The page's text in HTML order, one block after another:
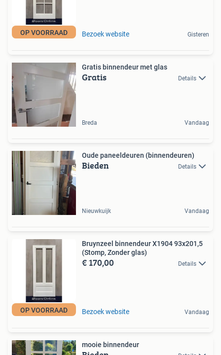
OP VOORRAAD Bezoek website Gisteren
Gratis binnendeur met glas
Gratis Details
Breda Vandaag
Oude paneeldeuren (binnendeuren)
Bieden Details
Nieuwkuijk Vandaag
OP VOORRAAD
Bruynzeel binnendeur X1904 93x201,5
(Stomp, Zonder glas)
€ 170,00 Details
Bezoek website Vandaag
mooie binnendeur